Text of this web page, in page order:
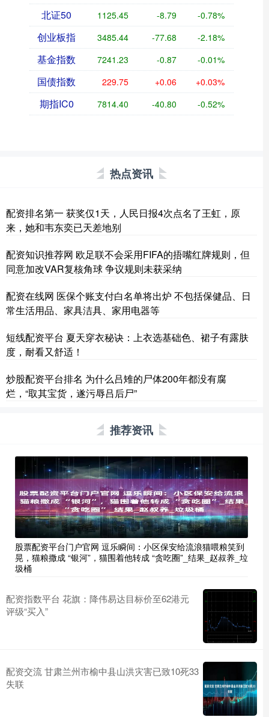
北证50 1125.45 -8.79 -0.78%
创业板指 3485.44 -77.68 -2.18%
基金指数 7241.23 -0.87 -0.01%
国债指数 229.75 +0.06 +0.03%
期指IC0 7814.40 -40.80 -0.52%
热点资讯
配资排名第一 获奖仅1天，人民日报4次点名了王虹，原
来，她和韦东奕已天差地别
配资知识推荐网 欧足联不会采用FIFA的捂嘴红牌规则，但
同意加改VAR复核角球 争议规则未获采纳
配资在线网 医保个账支付白名单将出炉 不包括保健品、日
常生活用品、家具洁具、家用电器等
短线配资平台 夏天穿衣秘诀：上衣选基础色、裙子有露肤
度，耐看又舒适！
炒股配资平台排名 为什么吕雉的尸体200年都没有腐
烂，“取其宝货，遂污辱吕后尸”
推荐资讯
股票配资平台门户官网 逗乐瞬间：小区保安给流浪猫喂粮笑到
晃，猫粮撒成 “银河”，猫围着他转成 “贪吃圈”_结果_赵叔养_垃
圾桶
配资指数平台 花旗：降伟易达目标价至62港元
评级“买入”
配资交流 甘肃兰州市榆中县山洪灾害已致10死33
失联